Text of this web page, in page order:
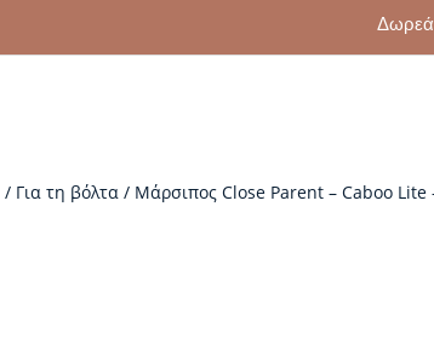
/ Για τη βόλτα / Μάρσιπος Close Parent – Caboo Lite